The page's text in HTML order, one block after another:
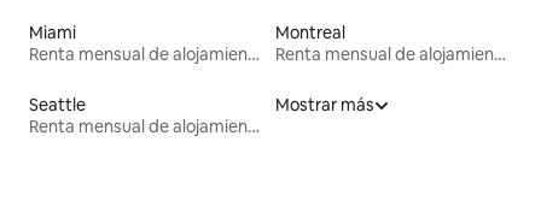
Miami
Renta mensual de alojamientos
Montreal
Renta mensual de alojamientos
Seattle
Renta mensual de alojamientos
Mostrar más